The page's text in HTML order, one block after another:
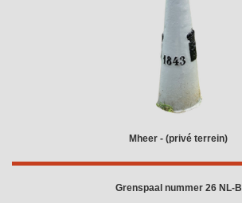
Mheer - (privé terrein)
Grenspaal nummer 26 NL-B